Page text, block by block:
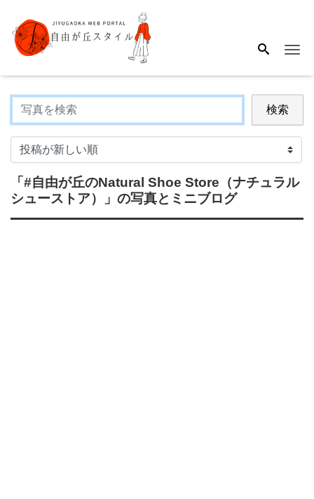
検索
「#自由が丘のNatural Shoe Store（ナチュラル
シューストア）」 の写真とミニブログ